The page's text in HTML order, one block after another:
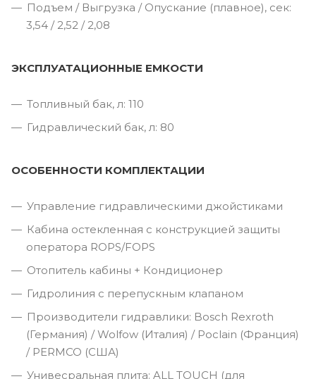
Подъем / Выгрузка / Опускание (плавное), сек:
3,54 / 2,52 / 2,08
ЭКСПЛУАТАЦИОННЫЕ ЕМКОСТИ
Топливный бак, л: 110
Гидравлический бак, л: 80
ОСОБЕННОСТИ КОМПЛЕКТАЦИИ
Управление гидравлическими джойстиками
Кабина остекленная с конструкцией защиты
оператора ROPS/FOPS
Отопитель кабины + Кондиционер
Гидролиния с перепускным клапаном
Производители гидравлики: Bosch Rexroth
(Германия) / Wolfow (Италия) / Poclain (Франция)
/ PERMCO (США)
Унивесральная плита: ALL TOUCH (для